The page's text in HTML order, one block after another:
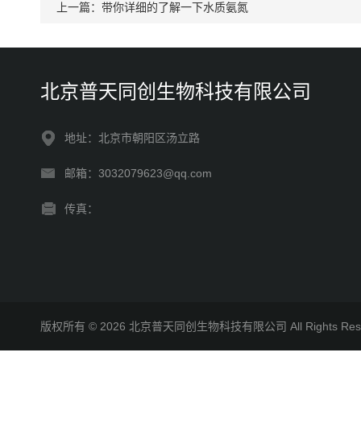
上一篇： 带你详细的了解一下水质氨氮
北京普天同创生物科技有限公司
地址：北京市朝阳区汤立路
邮箱：3032079623@qq.com
传真：
版权所有 © 2026 北京普天同创生物科技有限公司 All Rights